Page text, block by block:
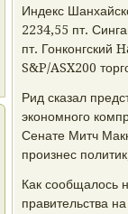
Индекс
2234,55 пт.
пт. Гонконгский
S&P/ASX200
Рид сказал
экономного
Сенате Митч
произнес
Как сообщалось
правительства